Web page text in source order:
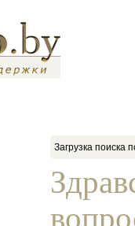
Загрузка поиска